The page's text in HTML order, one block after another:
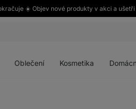
☀️ Objev nové produkty v akci a
Oblečení Kosmetika